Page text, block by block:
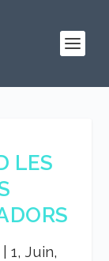
LES
1, Juin,